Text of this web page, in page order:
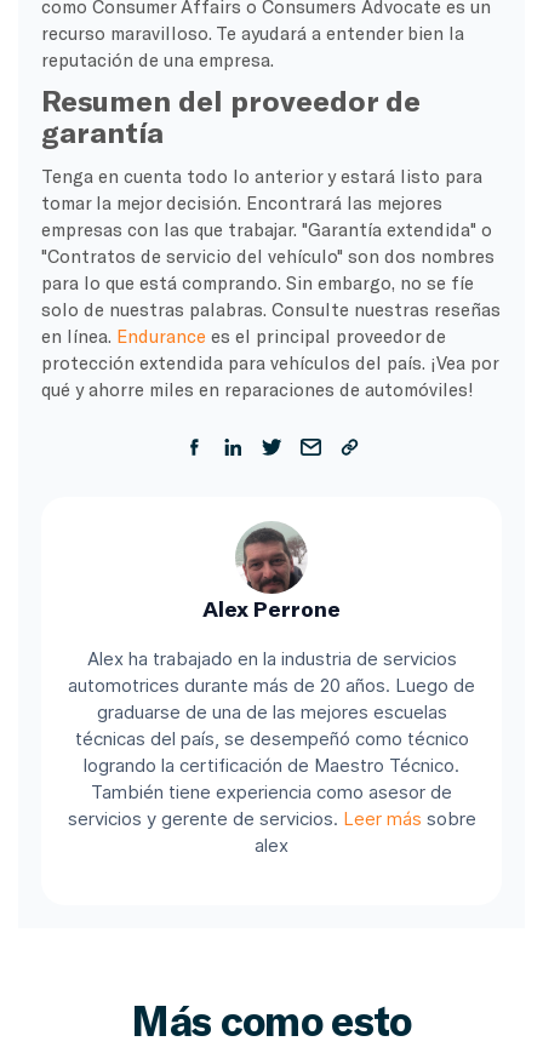
como Consumer Affairs o Consumers Advocate es un
recurso maravilloso. Te ayudará a entender bien la
reputación de una empresa.
Resumen del proveedor de
garantía
Tenga en cuenta todo lo anterior y estará listo para
tomar la mejor decisión. Encontrará las mejores
empresas con las que trabajar. "Garantía extendida" o
"Contratos de servicio del vehículo" son dos nombres
para lo que está comprando. Sin embargo, no se fíe
solo de nuestras palabras. Consulte nuestras reseñas
en línea. Endurance es el principal proveedor de
protección extendida para vehículos del país. ¡Vea por
qué y ahorre miles en reparaciones de automóviles!
Alex Perrone
Alex ha trabajado en la industria de servicios
automotrices durante más de 20 años. Luego de
graduarse de una de las mejores escuelas
técnicas del país, se desempeñó como técnico
logrando la certificación de Maestro Técnico.
También tiene experiencia como asesor de
servicios y gerente de servicios. Leer más sobre
alex
Más como esto